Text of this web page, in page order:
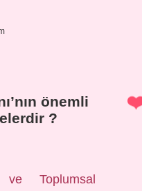
önemli
?
ve Toplumsal